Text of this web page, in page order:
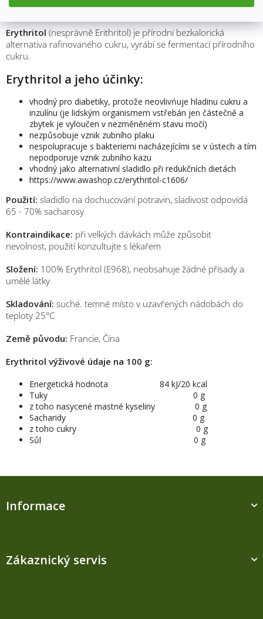
Erythritol (nesprávně Erithritol) je přírodní bezkalorická
alternativa rafinovaného cukru, vyrábí se fermentací přírodního
cukru.
Erythritol a jeho účinky:
vhodný pro diabetiky, protože neovlivńuje hladinu cukru a
inzulínu (je lidským organismem vstřebán jen částečně a
zbytek je vyloučen v nezměněném stavu močí)
nezpůsobuje vznik zubního plaku
nespolupracuje s bakteriemi nacházejícími se v ústech a tím
nepodporuje vznik zubního kazu
vhodný jako alternativní sladidlo při redukčních dietách
https://www.awashop.cz/erythritol-c1606/
Použití: sladidlo na dochucování potravin, sladivost odpovídá
65 - 70% sacharosy
Kontraindikace: při velkých dávkách může způsobit
nevolnost, použití konzultujte s lékařem
Složení: 100% Erythritol (E968), neobsahuje žádné přísady a
umělé látky
Skladování: suché. temné místo v uzavřených nádobách do
teploty 25°C
Země původu: Francie, Čína
Erythritol výživové údaje na 100 g:
Energetická hodnota 84 kJ/20 kcal
Tuky 0 g
z toho nasycené mastné kyseliny 0 g
Sacharidy 0 g
z toho cukry 0 g
Sůl 0 g
Z
Informace
Zákaznický servis